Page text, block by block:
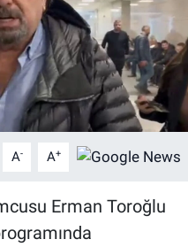
A- A+
Erman Toroğlu